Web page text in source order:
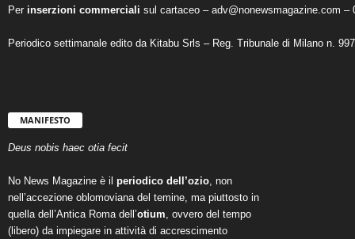
Per inserzioni commerciali sul cartaceo – adv@nonewsmagazine.com –
Periodico settimanale edito da Kitabu Srls – Reg. Tribunale di Milano n.
MANIFESTO
Deus nobis haec otia fecit
No News Magazine è il periodico dell’ozio , non
nell’accezione oblomoviana del temine, ma piuttosto in
quella dell’Antica Roma dell’otium , ovvero del tempo
(libero) da impiegare in attività di accrescimento